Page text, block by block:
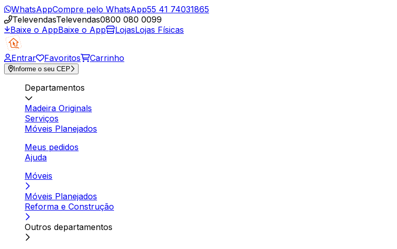
WhatsAppCompre pelo WhatsApp55 41 74031865
TelevendasTelevendas0800 080 0099
Baixe o AppBaixe o App LojasLojas Físicas
Entrar Favoritos Carrinho
Informe o seu CEP
Departamentos
Madeira Originals
Serviços
Móveis Planejados
Meus pedidos
Ajuda
Móveis
Móveis Planejados
Reforma e Construção
Outros departamentos